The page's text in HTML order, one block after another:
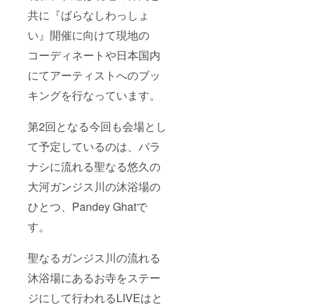
共に『ばらなしわっしょ
い』開催に向けて現地の
コーディネートや日本国内
にてアーティストへのブッ
キングを行なっています。
第2回となる今回も会場とし
て予定しているのは、バラ
ナシに流れる聖なる悠久の
大河ガンジス川の沐浴場の
ひとつ、Pandey Ghatで
す。
聖なるガンジス川の流れる
沐浴場にあるお寺をステー
ジにして行われるLIVEはと